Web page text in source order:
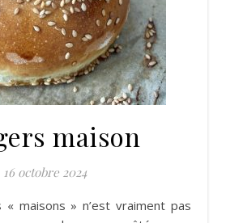
maison
16 octobre 2024